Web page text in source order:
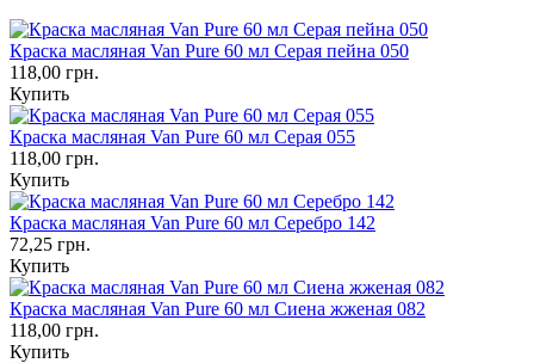
Краска масляная Van Pure 60 мл Серая пейна 050
118,00 грн.
Купить
Краска масляная Van Pure 60 мл Серая 055
118,00 грн.
Купить
Краска масляная Van Pure 60 мл Серебро 142
72,25 грн.
Купить
Краска масляная Van Pure 60 мл Сиена жженая 082
118,00 грн.
Купить